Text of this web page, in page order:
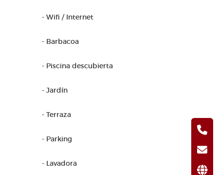
- Wifi / Internet
- Barbacoa
- Piscina descubierta
- Jardín
- Terraza
- Parking
- Lavadora